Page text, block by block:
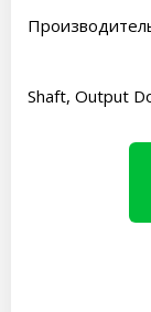
Shaft, Output